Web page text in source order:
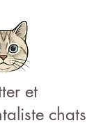
et
chats